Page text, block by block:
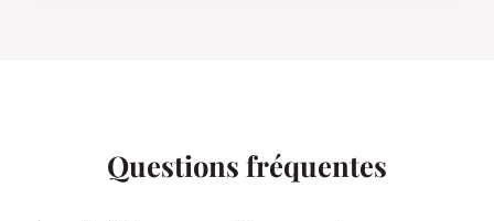
Questions fréquentes